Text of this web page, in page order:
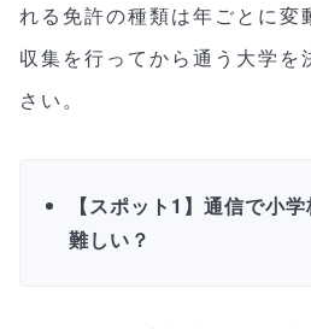
れる免許の種類は年ごとに変
収集を行ってから通う大学を
さい。
【スポット1】通信で小
難しい？